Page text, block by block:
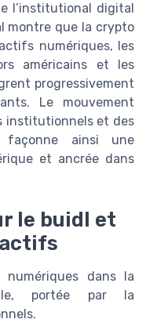
l’institutional digital
montre que la crypto
numériques, les
américains et les
progressivement
Le mouvement
institutionnels et des
façonne ainsi une
et ancrée dans
le buidl et
dans la
portée par la